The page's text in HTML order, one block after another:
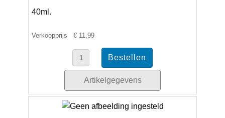
40ml.
Verkoopprijs € 11,99
Artikelgegevens